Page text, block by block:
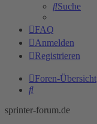
Suche
FAQ
Anmelden
Registrieren
Foren-Übersicht
Suche
sprinter-forum.de